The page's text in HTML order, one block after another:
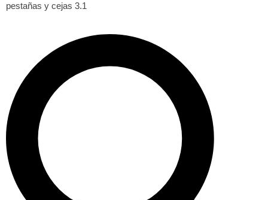
pestañas y cejas 3.1